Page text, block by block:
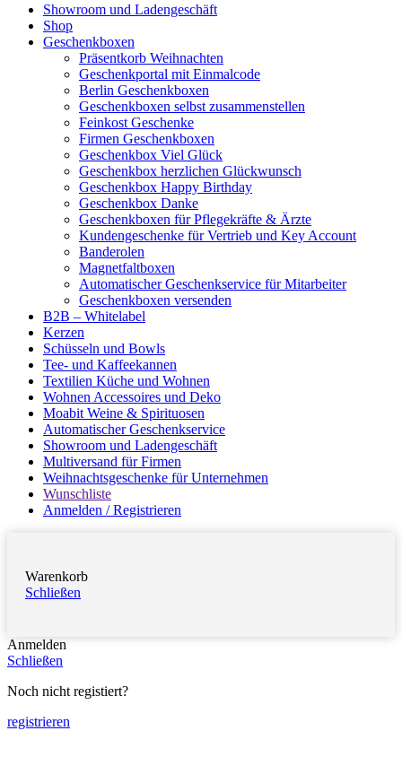
Showroom und Ladengeschäft
Shop
Geschenkboxen
Präsentkorb Weihnachten
Geschenkportal mit Einmalcode
Berlin Geschenkboxen
Geschenkboxen selbst zusammenstellen
Feinkost Geschenke
Firmen Geschenkboxen
Geschenkbox Viel Glück
Geschenkbox herzlichen Glückwunsch
Geschenkbox Happy Birthday
Geschenkbox Danke
Geschenkboxen für Pflegekräfte & Ärzte
Kundengeschenke für Vertrieb und Key Account
Banderolen
Magnetfaltboxen
Automatischer Geschenkservice für Mitarbeiter
Geschenkboxen versenden
B2B – Whitelabel
Kerzen
Schüsseln und Bowls
Tee- und Kaffeekannen
Textilien Küche und Wohnen
Wohnen Accessoires und Deko
Moabit Weine & Spirituosen
Automatischer Geschenkservice
Showroom und Ladengeschäft
Multiversand für Firmen
Weihnachtsgeschenke für Unternehmen
Wunschliste
Anmelden / Registrieren
Warenkorb
Schließen
Anmelden
Schließen
Noch nicht registiert?
registrieren